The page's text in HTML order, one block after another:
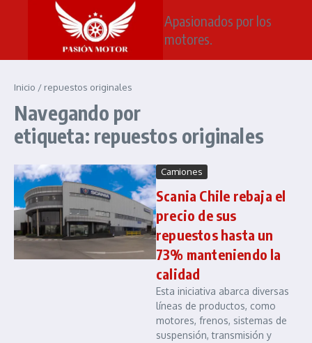
Saltar al contenido
Apasionados por los
motores.
Inicio / repuestos originales
Navegando por
etiqueta: repuestos originales
Camiones
Scania Chile rebaja el
precio de sus
repuestos hasta un
73% manteniendo la
calidad
Esta iniciativa abarca diversas
líneas de productos, como
motores, frenos, sistemas de
suspensión, transmisión y